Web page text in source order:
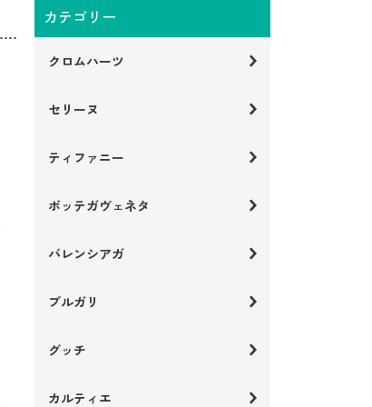
カテゴリー
クロムハーツ
セリーヌ
ティファニー
ボッテガヴェネタ
バレンシアガ
ブルガリ
グッチ
カルティエ